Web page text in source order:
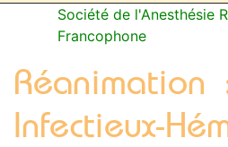
Société de l'Anesthésie
Francophone
Réanimation
Infectieux-